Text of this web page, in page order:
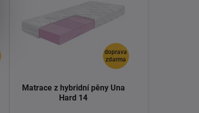
doprava
zdarma
Matrace z hybridní pěny Una
Hard 14